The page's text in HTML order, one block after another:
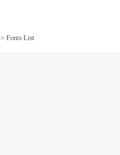
> Fonts List